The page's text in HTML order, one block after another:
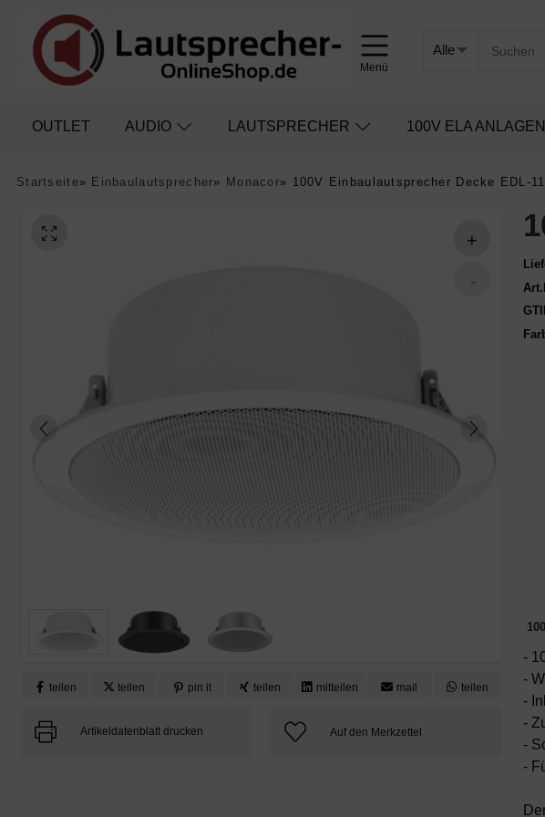
Menü
OUTLET AUDIO LAUTSPRECHER 100V ELA ANLAGEN
Startseite» Einbaulautsprecher» Monacor» 100V Einbaulautsprecher Decke EDL-
teilen teilen pin it teilen mitteilen mail teilen
Artikeldatenblatt drucken
-
-
-
-
-
-